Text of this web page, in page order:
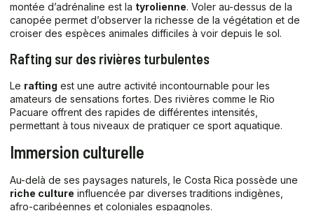
montée d’adrénaline est la tyrolienne. Voler au-dessus de la
canopée permet d’observer la richesse de la végétation et de
croiser des espèces animales difficiles à voir depuis le sol.
Rafting sur des rivières turbulentes
Le rafting est une autre activité incontournable pour les
amateurs de sensations fortes. Des rivières comme le Rio
Pacuare offrent des rapides de différentes intensités,
permettant à tous niveaux de pratiquer ce sport aquatique.
Immersion culturelle
Au-delà de ses paysages naturels, le Costa Rica possède une
riche culture influencée par diverses traditions indigènes,
afro-caribéennes et coloniales espagnoles.